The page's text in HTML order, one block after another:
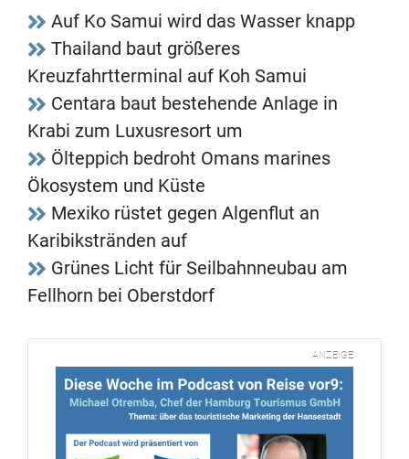
Auf Ko Samui wird das Wasser knapp
Thailand baut größeres
Kreuzfahrtterminal auf Koh Samui
Centara baut bestehende Anlage in
Krabi zum Luxusresort um
Ölteppich bedroht Omans marines
Ökosystem und Küste
Mexiko rüstet gegen Algenflut an
Karibikstränden auf
Grünes Licht für Seilbahnneubau am
Fellhorn bei Oberstdorf
ANZEIGE